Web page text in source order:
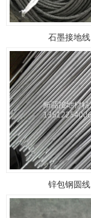
石墨接地线
锌包钢圆线